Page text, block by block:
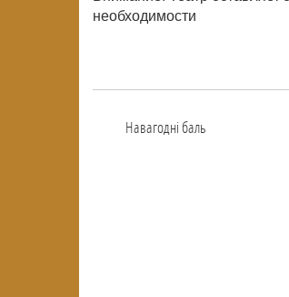
необходимости
Навагоднi баль